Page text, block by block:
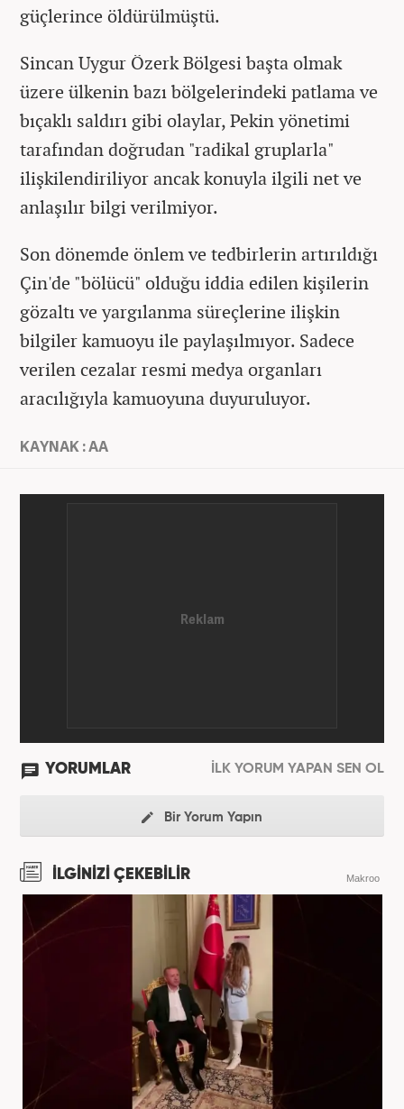
güçlerince öldürülmüştü.
Sincan Uygur Özerk Bölgesi başta olmak
üzere ülkenin bazı bölgelerindeki patlama ve
bıçaklı saldırı gibi olaylar, Pekin yönetimi
tarafından doğrudan "radikal gruplarla"
ilişkilendiriliyor ancak konuyla ilgili net ve
anlaşılır bilgi verilmiyor.
Son dönemde önlem ve tedbirlerin artırıldığı
Çin'de "bölücü" olduğu iddia edilen kişilerin
gözaltı ve yargılanma süreçlerine ilişkin
bilgiler kamuoyu ile paylaşılmıyor. Sadece
verilen cezalar resmi medya organları
aracılığıyla kamuoyuna duyuruluyor.
KAYNAK : AA
YORUMLAR İLK YORUM YAPAN SEN OL
Bir Yorum Yapın
İLGİNİZİ ÇEKEBİLİR Makroo